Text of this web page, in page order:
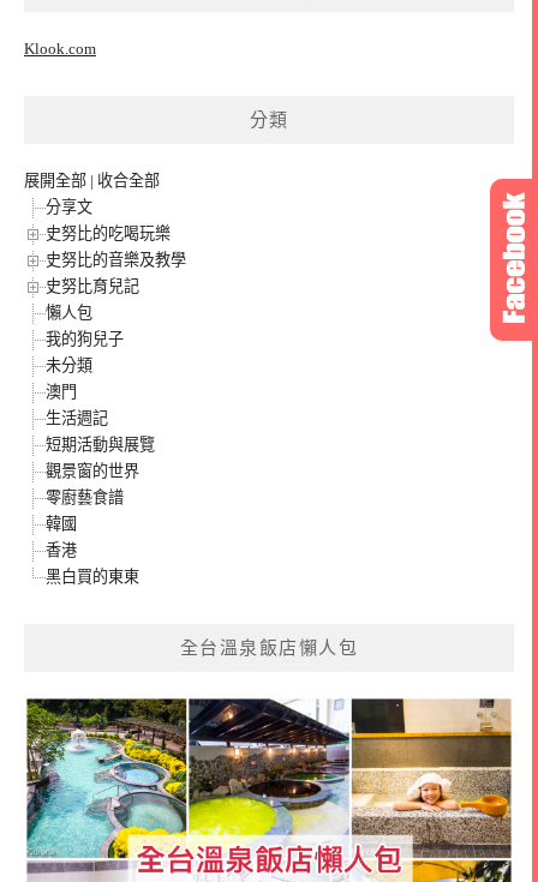
Klook.com
分類
展開全部 | 收合全部
分享文
史努比的吃喝玩樂
史努比的音樂及教學
史努比育兒記
懶人包
我的狗兒子
未分類
澳門
生活週記
短期活動與展覽
觀景窗的世界
零廚藝食譜
韓國
香港
黑白買的東東
全台溫泉飯店懶人包